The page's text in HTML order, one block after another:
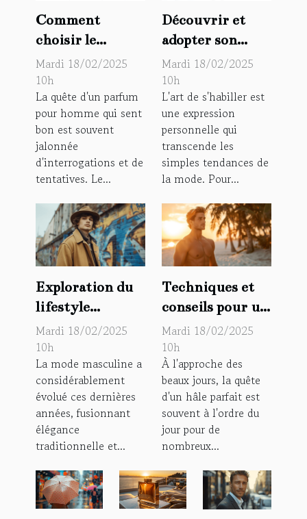
Comment
choisir le
parfum
d'homme idéal
qui sent bon :
guide pratique
Mardi 18/02/2025
10h
La quête d'un parfum
pour homme qui sent
bon est souvent
jalonnée
d'interrogations et de
tentatives. Le...
Découvrir et
adopter son
propre style
vestimentaire
pour les hommes
Mardi 18/02/2025
10h
L'art de s'habiller est
une expression
personnelle qui
transcende les
simples tendances de
la mode. Pour...
Exploration du
lifestyle
masculin à
travers les blogs
mode pour
homme
Mardi 18/02/2025
10h
La mode masculine a
considérablement
évolué ces dernières
années, fusionnant
élégance
traditionnelle et...
Techniques et
conseils pour un
bronzage
optimal chez
l'homme
Mardi 18/02/2025
10h
À l'approche des
beaux jours, la quête
d'un hâle parfait est
souvent à l'ordre du
jour pour de
nombreux...